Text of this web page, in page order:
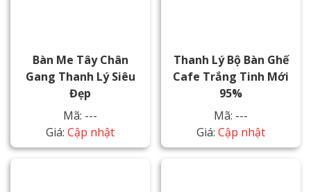
Bàn Me Tây Chân
Gang Thanh Lý Siêu
Đẹp
Mã: ---
Giá: Cập nhật
Thanh Lý Bộ Bàn Ghế
Cafe Trắng Tinh Mới
95%
Mã: ---
Giá: Cập nhật